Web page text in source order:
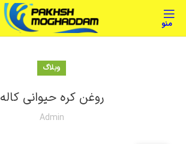
منو
وبلاگ
روغن کره حیوانی کاله
Admin